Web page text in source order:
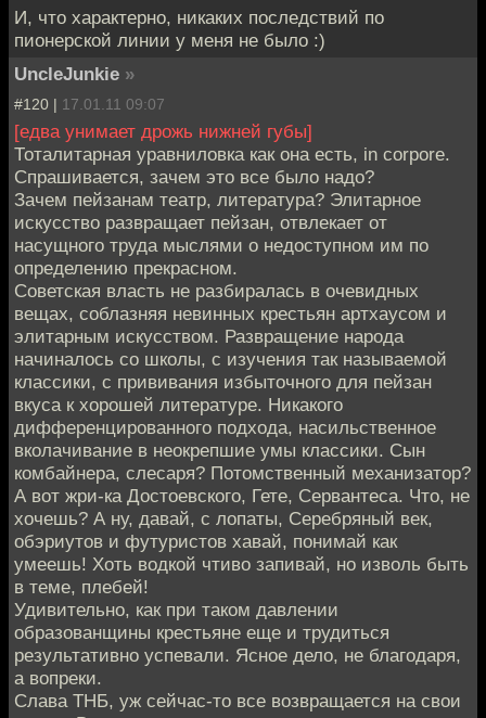
И, что характерно, никаких последствий по
пионерской линии у меня не было :)
UncleJunkie »
#120 | 17.01.11 09:07
[едва унимает дрожь нижней губы]
Тоталитарная уравниловка как она есть, in corpore.
Спрашивается, зачем это все было надо?
Зачем пейзанам театр, литература? Элитарное
искусство развращает пейзан, отвлекает от
насущного труда мыслями о недоступном им по
определению прекрасном.
Советская власть не разбиралась в очевидных
вещах, соблазняя невинных крестьян артхаусом и
элитарным искусством. Развращение народа
начиналось со школы, с изучения так называемой
классики, с прививания избыточного для пейзан
вкуса к хорошей литературе. Никакого
дифференцированного подхода, насильственное
вколачивание в неокрепшие умы классики. Сын
комбайнера, слесаря? Потомственный механизатор?
А вот жри-ка Достоевского, Гете, Сервантеса. Что, не
хочешь? А ну, давай, с лопаты, Серебряный век,
обэриутов и футуристов хавай, понимай как
умеешь! Хоть водкой чтиво запивай, но изволь быть
в теме, плебей!
Удивительно, как при таком давлении
образованщины крестьяне еще и трудиться
результативно успевали. Ясное дело, не благодаря,
а вопреки.
Слава ТНБ, уж сейчас-то все возвращается на свои